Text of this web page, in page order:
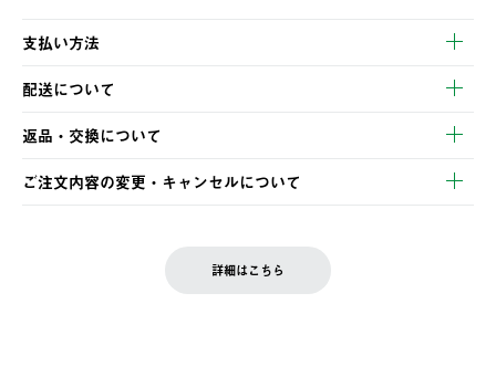
支払い方法
以下のいずれかの方法でお支払いいただけます。
・クレジットカード決済
・コンビニ決済
・Pay-easy決済
配送について
【発送スケジュール】
ご注文・ご入金完了より2営業日以内に商品を発送いたします。
土日祝の発送はございませんので、木曜日以降のご注文は週明け
の発送となる場合がございます。
返品・交換について
※お客様都合の場合
お客様都合の返品にかかる送料は、お客様ご負担とさせていただ
ご注文内容の変更・キャンセルについて
LOGOS FAMILY会員の方は、会員マイページ内 購入履歴画面に
詳細はこちら